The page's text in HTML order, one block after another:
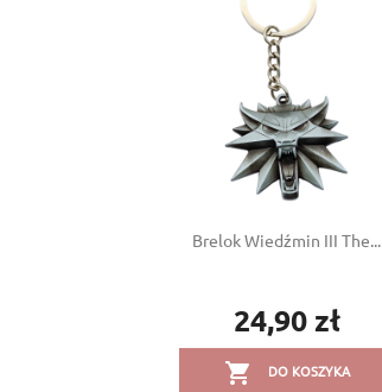
Brelok Wiedźmin III The...
Cena
24,90 zł
 DO KOSZYKA